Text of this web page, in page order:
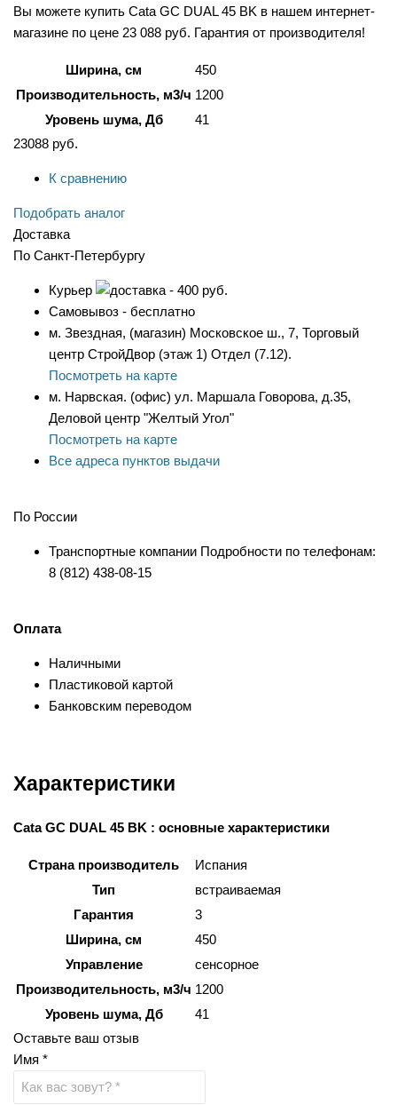
Вы можете купить Cata GC DUAL 45 BK в нашем интернет-
магазине по цене 23 088 руб. Гарантия от производителя!
Ширина, см
450
Производительность, м3/ч 1200
Уровень шума, Дб
41
23088 руб.
К сравнению
Подобрать аналог
Доставка
По Санкт-Петербургу
Курьер
- 400 руб.
Самовывоз - бесплатно
м. Звездная, (магазин) Московское ш., 7, Торговый
центр СтройДвор (этаж 1) Отдел (7.12).
Посмотреть на карте
м. Нарвская. (офис) ул. Маршала Говорова, д.35,
Деловой центр "Желтый Угол"
Посмотреть на карте
Все адреса пунктов выдачи
По России
Транспортные компании Подробности по телефонам:
8 (812) 438-08-15
Оплата
Наличными
Пластиковой картой
Банковским переводом
Характеристики
Cata GC DUAL 45 BK : основные характеристики
Страна производитель
Испания
Тип
встраиваемая
Гарантия
3
Ширина, см
450
Управление
сенсорное
Производительность, м3/ч 1200
Уровень шума, Дб
41
Оставьте ваш отзыв
Имя *